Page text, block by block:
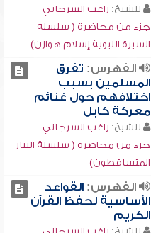
للشيخ: راغب السرجاني
جزء من محاضرة ( سلسلة
السيرة النبوية إسلام هوازن)
الفهرس: تفرق
المسلمين بسبب
اختلافهم حول غنائم
معركة كابل
للشيخ: راغب السرجاني
جزء من محاضرة ( سلسلة التتار
المتساقطون)
الفهرس:القواعد
الأساسية لحفظ القرآن
الكريم